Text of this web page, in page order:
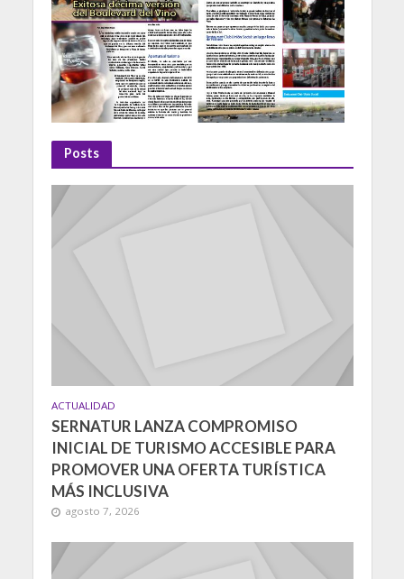
Posts
ACTUALIDAD
SERNATUR LANZA COMPROMISO
INICIAL DE TURISMO ACCESIBLE PARA
PROMOVER UNA OFERTA TURÍSTICA
MÁS INCLUSIVA
agosto 7, 2026